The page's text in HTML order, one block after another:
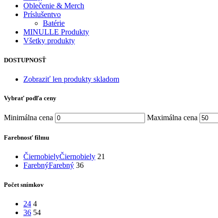
Oblečenie & Merch
Príslušentvo
Batérie
MINULLE Produkty
Všetky produkty
DOSTUPNOSŤ
Zobraziť len produkty skladom
Vybrať podľa ceny
Minimálna cena Maximálna cena
Farebnosť filmu
ČiernobielyČiernobiely 21
FarebnýFarebný 36
Počet snímkov
24 4
36 54